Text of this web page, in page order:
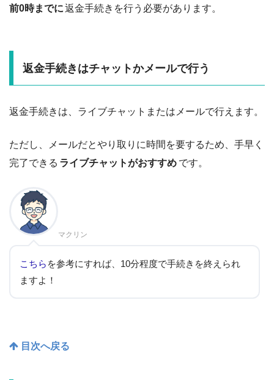
前0時までに返金手続きを行う必要があります。
返金手続きはチャットかメールで行う
返金手続きは、ライブチャットまたはメールで行えます。
ただし、メールだとやり取りに時間を要するため、手早く
完了できる ライブチャットがおすすめ です。
マクリン
こちら を参考にすれば、10分程度で手続きを終えられ
ますよ！
目次へ戻る